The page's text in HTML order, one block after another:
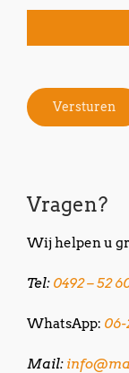
Versturen
Vragen?
Wij helpen u
Tel: 0492 – 52
WhatsApp: 06-
Mail: